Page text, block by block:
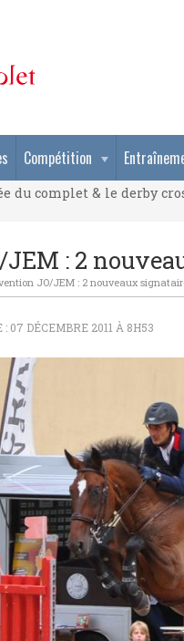
Compétition
du complet & le derby
du complet & le derby
: 2
JO/JEM : 2 nouveaux
07 DÉCEMBRE 2011 À 8H53